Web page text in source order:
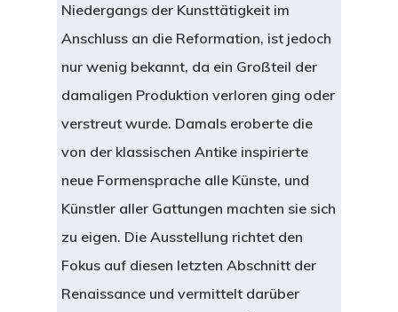
Niedergangs der Kunsttätigkeit im
Anschluss an die Reformation, ist jedoch
nur wenig bekannt, da ein Großteil der
damaligen Produktion verloren ging oder
verstreut wurde. Damals eroberte die
von der klassischen Antike inspirierte
neue Formensprache alle Künste, und
Künstler aller Gattungen machten sie sich
zu eigen. Die Ausstellung richtet den
Fokus auf diesen letzten Abschnitt der
Renaissance und vermittelt darüber